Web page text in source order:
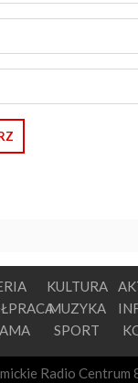
KULTURA
MUZYKA
SPORT
Radio Centrum